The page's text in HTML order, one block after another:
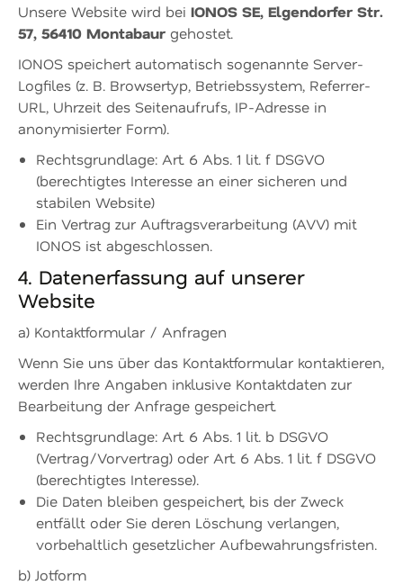
Unsere Website wird bei IONOS SE, Elgendorfer Str.
57, 56410 Montabaur gehostet.
IONOS speichert automatisch sogenannte Server-
Logfiles (z. B. Browsertyp, Betriebssystem, Referrer-
URL, Uhrzeit des Seitenaufrufs, IP-Adresse in
anonymisierter Form).
Rechtsgrundlage: Art. 6 Abs. 1 lit. f DSGVO
(berechtigtes Interesse an einer sicheren und
stabilen Website)
Ein Vertrag zur Auftragsverarbeitung (AVV) mit
IONOS ist abgeschlossen.
4. Datenerfassung auf unserer
Website
a) Kontaktformular / Anfragen
Wenn Sie uns über das Kontaktformular kontaktieren,
werden Ihre Angaben inklusive Kontaktdaten zur
Bearbeitung der Anfrage gespeichert.
Rechtsgrundlage: Art. 6 Abs. 1 lit. b DSGVO
(Vertrag/Vorvertrag) oder Art. 6 Abs. 1 lit. f DSGVO
(berechtigtes Interesse).
Die Daten bleiben gespeichert, bis der Zweck
entfällt oder Sie deren Löschung verlangen,
vorbehaltlich gesetzlicher Aufbewahrungsfristen.
b) Jotform